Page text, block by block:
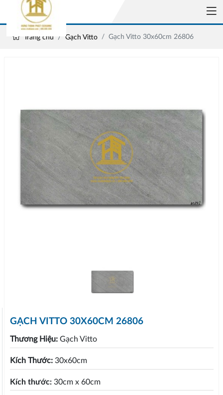
Trang chủ Gạch Vitto Gạch Vitto 30x60cm 26806
GẠCH VITTO 30X60CM 26806
Thương Hiệu: Gạch Vitto
Kích Thước: 30x60cm
Kích thước: 30cm x 60cm